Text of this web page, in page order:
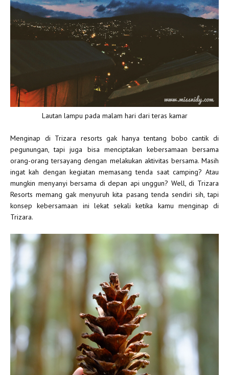
Lautan lampu pada malam hari dari teras kamar
Menginap di Trizara resorts gak hanya tentang bobo cantik di
pegunungan, tapi juga bisa menciptakan kebersamaan bersama
orang-orang tersayang dengan melakukan aktivitas bersama. Masih
ingat kah dengan kegiatan memasang tenda saat camping? Atau
mungkin menyanyi bersama di depan api unggun? Well, di Trizara
Resorts memang gak menyuruh kita pasang tenda sendiri sih, tapi
konsep kebersamaan ini lekat sekali ketika kamu menginap di
Trizara.